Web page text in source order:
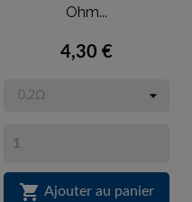
Ohm...
4,30 €
 Ajouter au panier